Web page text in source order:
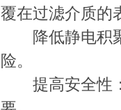
覆在过滤介质的
降低静电积聚
险。
提高安全性：